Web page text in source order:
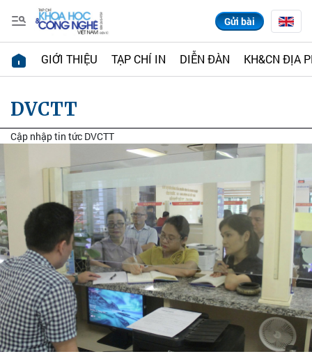
Gửi bài
GIỚI THIỆU TẠP CHÍ IN DIỄN ĐÀN KH&CN ĐỊA
DVCTT
Cập nhập tin tức DVCTT